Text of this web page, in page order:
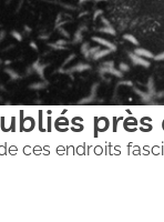
près
ces endroits